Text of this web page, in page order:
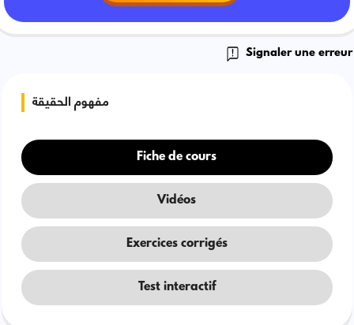
Signaler une erreur
مفهوم الحقيقة
Fiche de cours
Vidéos
Exercices corrigés
Test interactif